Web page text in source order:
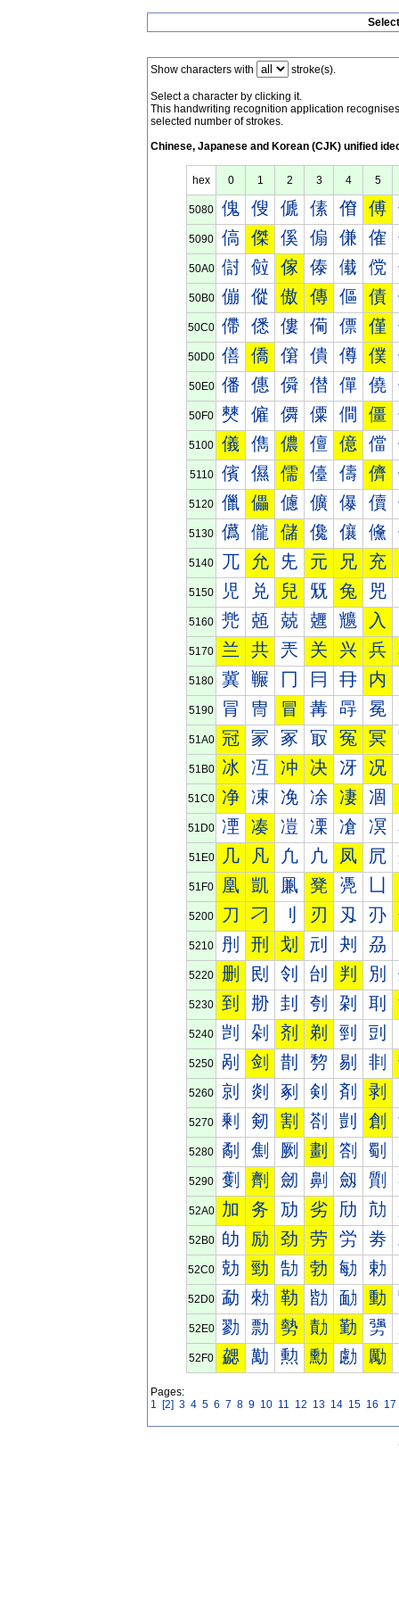
Show characters with stroke(s).
Select a character by clicking it.
This handwriting recognition application
selected number of strokes.
Chinese, Japanese and Korean (CJK) unified
hex 0 1 2 3 4 5
5080 傀 傁 傂 傃 傄 傅
5090 傐 傑 傒 傓 傔 傕
50A0 傠 傡 傢 傣 傤 傥
50B0 傰 傱 傲 傳 傴 債
50C0 僀 僁 僂 僃 僄 僅
50D0 僐 僑 僒 僓 僔 僕
50E0 僠 僡 僢 僣 僤 僥
50F0 僰 僱 僲 僳 僴 僵
5100 儀 儁 儂 儃 億 儅
5110 儐 儑 儒 儓 儔 儕
5120 儠 儡 儢 儣 儤 儥
5130 儰 儱 儲 儳 儴 儵
5140 兀 允 兂 元 兄 充
5150 児 兑 兒 兓 兔 兕
5160 兠 兡 兢 兣 兤 入
5170 兰 共 兲 关 兴 兵
5180 冀 冁 冂 冃 冄 内
5190 冐 冑 冒 冓 冔 冕
51A0 冠 冡 冢 冣 冤 冥
51B0 冰 冱 冲 决 冴 况
51C0 净 凁 凂 凃 凄 凅
51D0 凐 凑 凒 凓 凔 凕
51E0 几 凡 凢 凣 凤 凥
51F0 凰 凱 凲 凳 凴
5200 刀 刁 刂 刃 刄 刅
5210 刐 刑 划 刓 刔 刕
5220 删 刡 刢 刣 判 別
5230 到 刱 刲 刳 刴 刵
5240 剀 剁 剂 剃 剄 剅
5250 剐 剑 剒 剓 剔 剕
5260 剠 剡 剢 剣 剤 剥
5270 剰 剱 割 剳 剴 創
5280 劀 劁 劂 劃 劄 劅
5290 劐 劑 劒 劓 劔 劕
52A0 加 务 劢 劣 劤 劥
52B0 劰 励 劲 劳 労 劵
52C0 勀 勁 勂 勃 勄 勅
52D0 勐 勑 勒 勓 勔 動
52E0 勠 勡 勢 勣 勤 勥
52F0 勰 勱 勲 勳 勴 勵
Pages:
1 [2] 3 4 5 6 7 8 9 10 11 12 13 14 15 16 17